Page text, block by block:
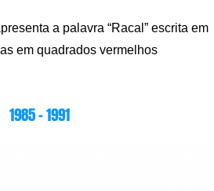
a palavra “Racal” escrita em
em quadrados vermelhos
1985 – 1991